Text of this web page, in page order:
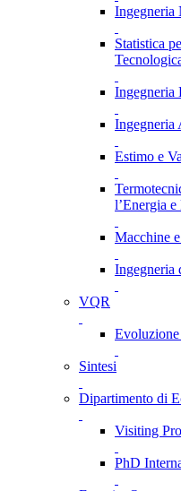
Ingegneria
Statistica
Ingegneria
Ingegneria
Estimo e
l’Energia
Macchine
Ingegneria
VQR
Sintesi
Dipartimento di
Visiting
PhD